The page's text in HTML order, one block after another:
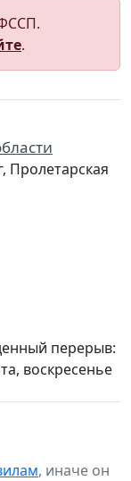
.
Пролетарская
перерыв:
воскресенье
, иначе он